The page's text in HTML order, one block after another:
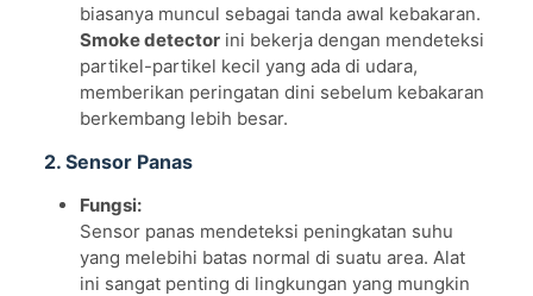
biasanya muncul sebagai tanda awal kebakaran.
Smoke detectorini bekerja dengan mendeteksi
partikel-partikel kecil yang ada di udara,
memberikan peringatan dini sebelum kebakaran
berkembang lebih besar.
2. Sensor Panas
Fungsi:
Sensor panas mendeteksi peningkatan suhu
yang melebihi batas normal di suatu area. Alat
ini sangat penting di lingkungan yang mungkin